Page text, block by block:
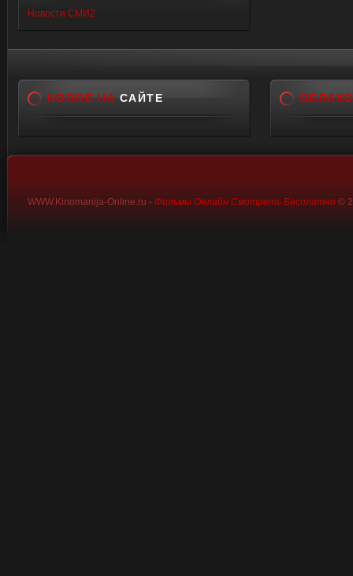
Новости СМИ2
НОВОЕ НА САЙТЕ
WWW.Kinomanija-Online.ru - Фильмы Онлайн Смотреть Бесплатно ©